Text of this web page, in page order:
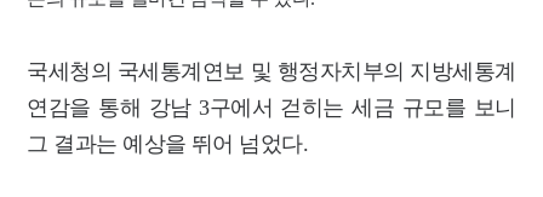
국세청의 국세통계연보 및 행정자치부의 지방세통계
연감을 통해 강남 3구에서 걷히는 세금 규모를 보니
그 결과는 예상을 뛰어 넘었다.